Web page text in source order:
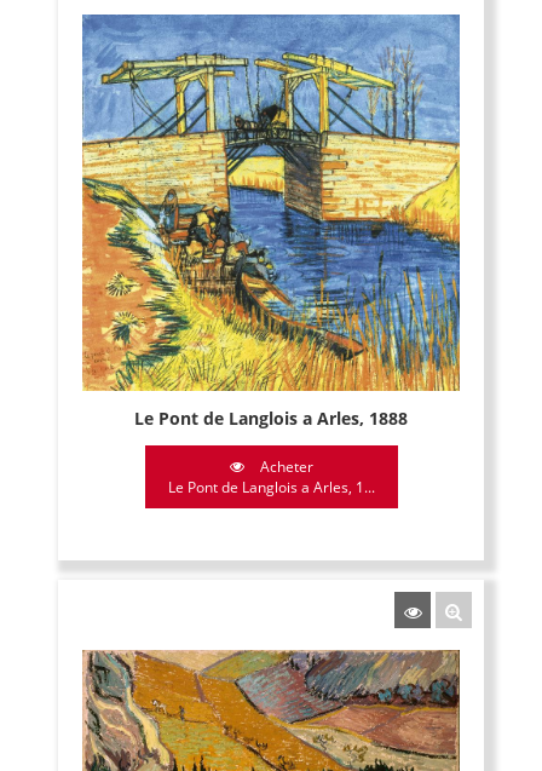
Le Pont de Langlois a Arles, 1888
Acheter
Le Pont de Langlois a Arles, 1...